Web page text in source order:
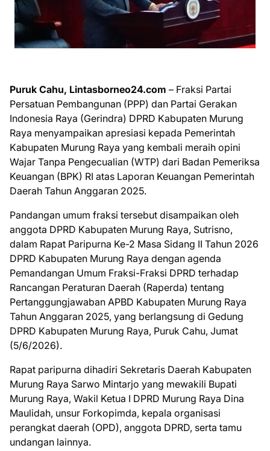
Puruk Cahu, Lintasborneo24.com – Fraksi Partai
Persatuan Pembangunan (PPP) dan Partai Gerakan
Indonesia Raya (Gerindra) DPRD Kabupaten Murung
Raya menyampaikan apresiasi kepada Pemerintah
Kabupaten Murung Raya yang kembali meraih opini
Wajar Tanpa Pengecualian (WTP) dari Badan Pemeriksa
Keuangan (BPK) RI atas Laporan Keuangan Pemerintah
Daerah Tahun Anggaran 2025.
Pandangan umum fraksi tersebut disampaikan oleh
anggota DPRD Kabupaten Murung Raya, Sutrisno,
dalam Rapat Paripurna Ke-2 Masa Sidang II Tahun 2026
DPRD Kabupaten Murung Raya dengan agenda
Pemandangan Umum Fraksi-Fraksi DPRD terhadap
Rancangan Peraturan Daerah (Raperda) tentang
Pertanggungjawaban APBD Kabupaten Murung Raya
Tahun Anggaran 2025, yang berlangsung di Gedung
DPRD Kabupaten Murung Raya, Puruk Cahu, Jumat
(5/6/2026).
Rapat paripurna dihadiri Sekretaris Daerah Kabupaten
Murung Raya Sarwo Mintarjo yang mewakili Bupati
Murung Raya, Wakil Ketua I DPRD Murung Raya Dina
Maulidah, unsur Forkopimda, kepala organisasi
perangkat daerah (OPD), anggota DPRD, serta tamu
undangan lainnya.